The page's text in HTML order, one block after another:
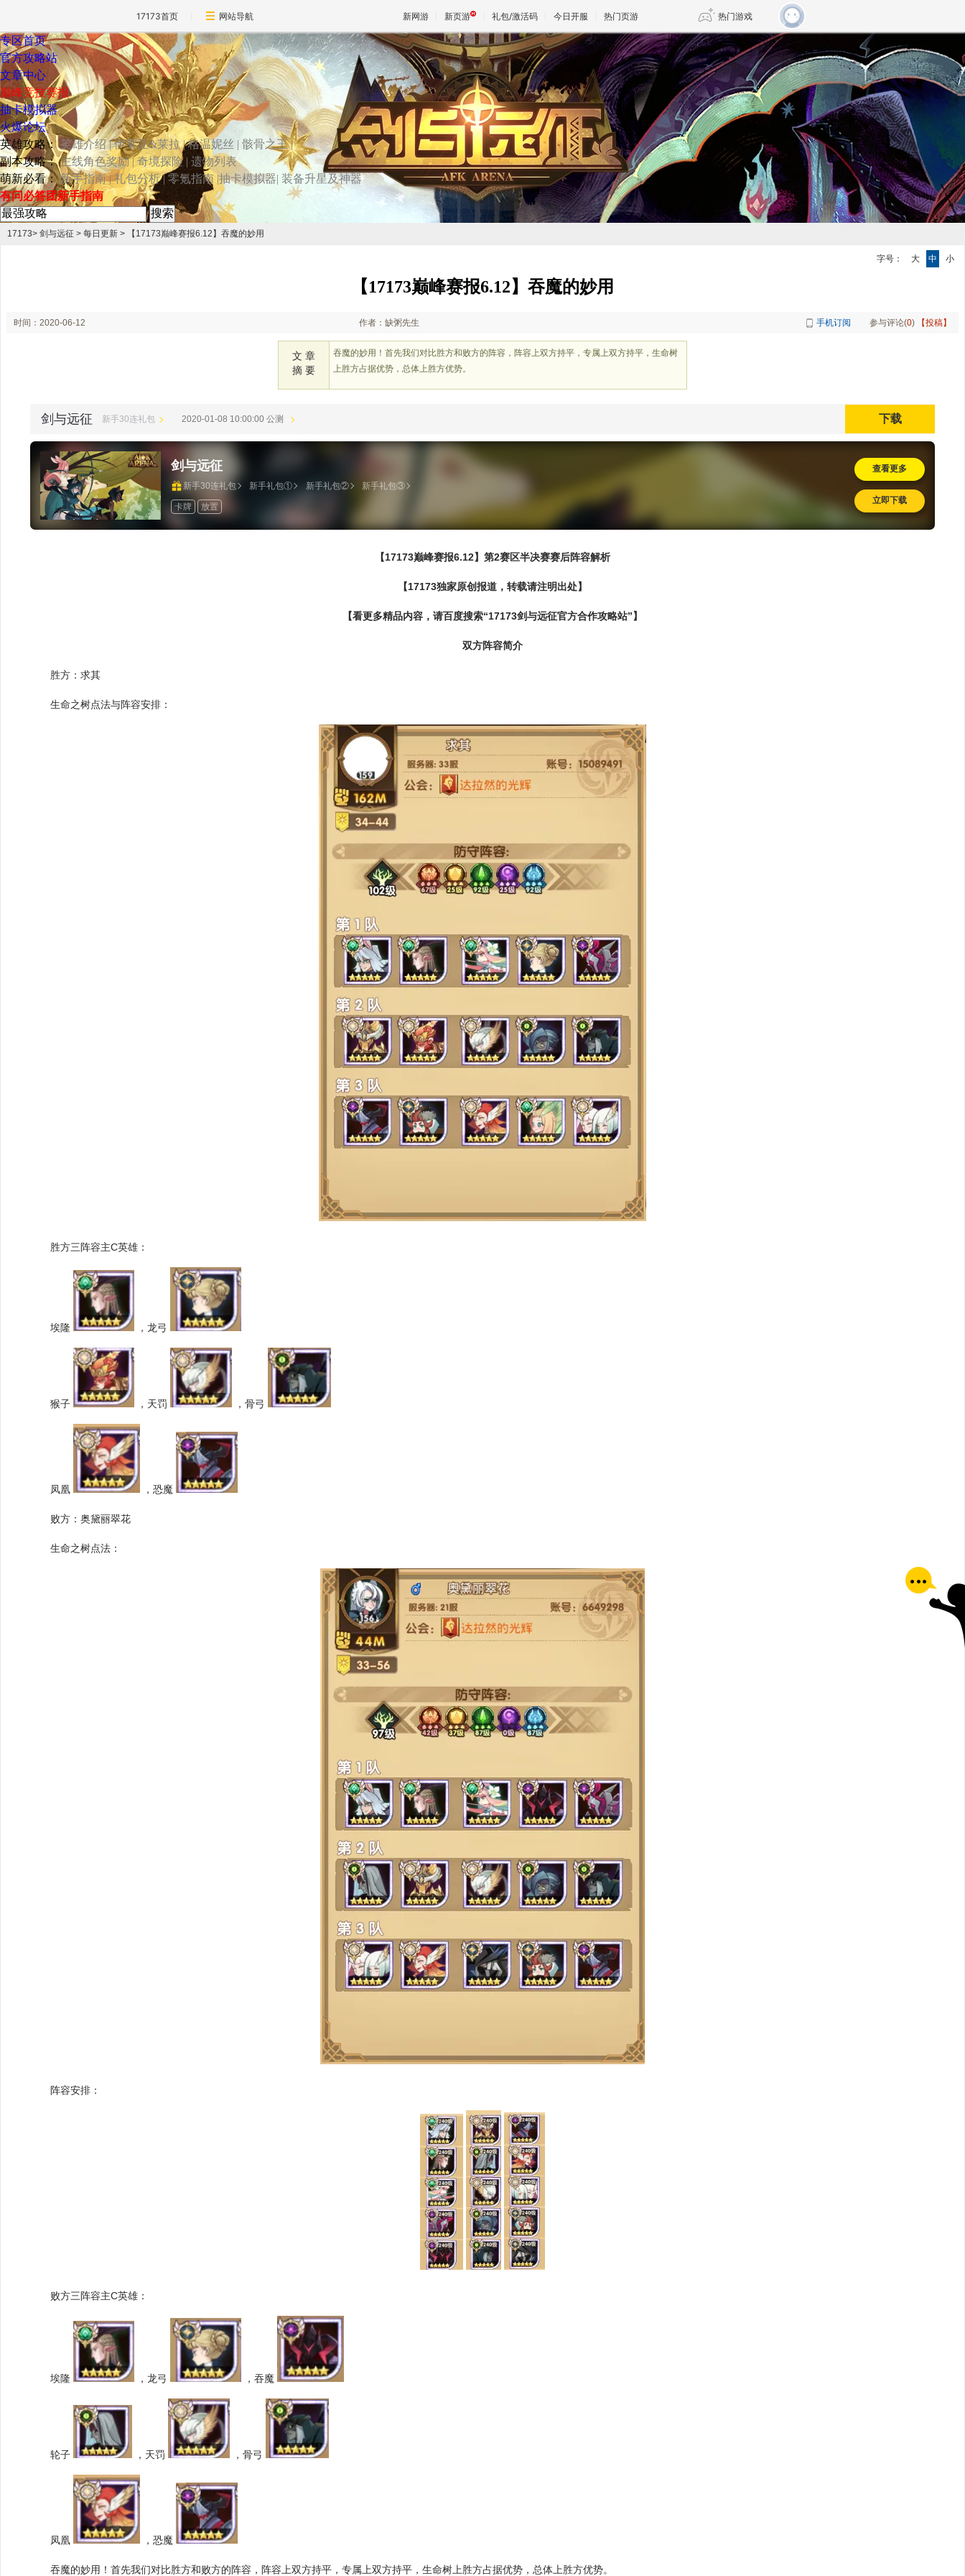
17173首页 网站导航 新网游 新页游 礼包/激活码 今日开服 热门页游 热门游戏
魔兽 DNF 传奇4
天堂 剑网3旗舰版 新天龙八部
王权与自由 新仙侠5
专区首页
官方攻略站
文章中心
巅峰竞技赛报
抽卡模拟器
火爆论坛
英雄攻略：英雄介绍|伊莱亚&莱拉|格温妮丝 | 骸骨之王|
副本攻略：主线角色奖励|奇境探险 | 遗物列表
萌新必看：新手指南|礼包分析|零氪指南 |抽卡模拟器| 装备升星及神器
有问必答团新手指南
*
17173> 剑与远征 > 每日更新 > 【17173巅峰赛报6.12】吞魔的妙用
字号： 大 中 小
【17173巅峰赛报6.12】吞魔的妙用
时间：2020-06-12 作者：缺粥先生 手机订阅 参与评论(0) 【投稿】
文 章
摘 要
吞魔的妙用！首先我们对比胜方和败方的阵容，阵容上双方持平，专属上双方持平，生命树
上胜方占据优势，总体上胜方优势。
剑与远征 新手30连礼包 2020-01-08 10:00:00 公测 下载
剑与远征
新手30连礼包 新手礼包① 新手礼包② 新手礼包③
卡牌 放置
查看更多
立即下载
【17173巅峰赛报6.12】第2赛区半决赛赛后阵容解析
【17173独家原创报道，转载请注明出处】
【看更多精品内容，请百度搜索“17173剑与远征官方合作攻略站”】
双方阵容简介
胜方：求其
生命之树点法与阵容安排：
胜方三阵容主C英雄：
埃隆 ，龙弓
猴子 ，天罚 ，骨弓
凤凰 ，恐魔
败方：奥黛丽翠花
生命之树点法：
阵容安排：
败方三阵容主C英雄：
埃隆 ，龙弓 ，吞魔
轮子 ，天罚 ，骨弓
凤凰 ，恐魔
吞魔的妙用！首先我们对比胜方和败方的阵容，阵容上双方持平，专属上双方持平，生命树上胜方占据优势，总体上胜方优势。